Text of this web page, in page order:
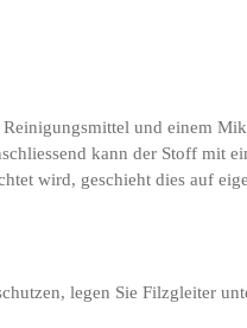
und einem
kann der Stoff mit
wird, geschieht dies auf
legen Sie Filzgleiter